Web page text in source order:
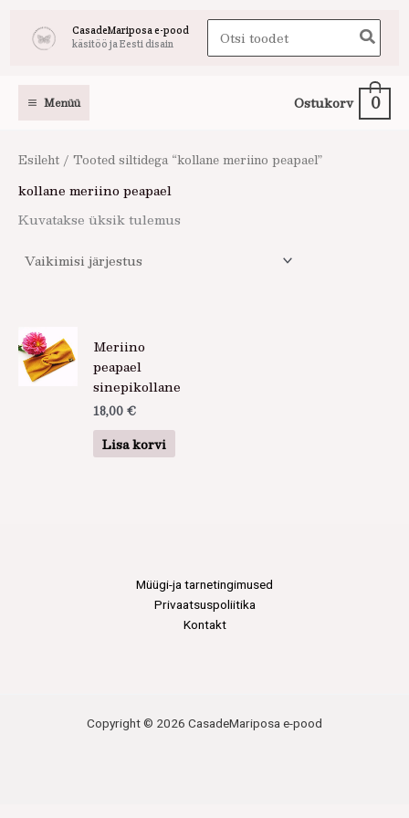
CasadeMariposa e-pood
käsitöö ja Eesti disain
Search
for:
Menüü Ostukorv 0
Esileht / Tooted siltidega “kollane meriino peapael”
kollane meriino peapael
Kuvatakse üksik tulemus
Meriino
peapael
sinepikollane
18,00 €
Lisa korvi
Müügi-ja tarnetingimused
Privaatsuspoliitika
Kontakt
Copyright © 2026 CasadeMariposa e-pood